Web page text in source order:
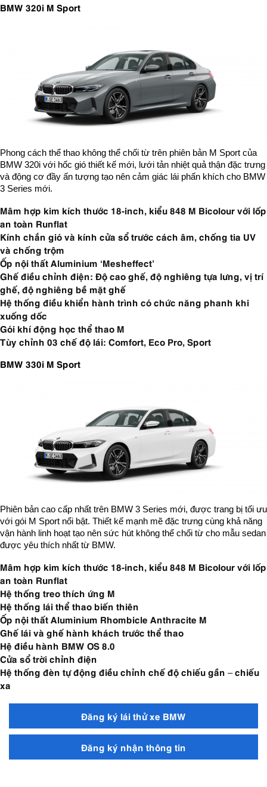
BMW 320i M Sport
Phong cách thể thao không thể chối từ trên phiên bản M Sport của
BMW 320i với hốc gió thiết kế mới, lưới tản nhiệt quả thận đặc trưng
và động cơ đầy ấn tượng tạo nên cảm giác lái phấn khích cho BMW
3 Series mới.
Mâm hợp kim kích thước 18-inch, kiểu 848 M Bicolour với lốp
an toàn Runflat
Kính chắn gió và kính cửa sổ trước cách âm, chống tia UV
và chống trộm
Ốp nội thất Aluminium ‘Mesheffect’
Ghế điều chỉnh điện: Độ cao ghế, độ nghiêng tựa lưng, vị trí
ghế, độ nghiêng bề mặt ghế
Hệ thống điều khiển hành trình có chức năng phanh khi
xuống dốc
Gói khí động học thể thao M
Tùy chỉnh 03 chế độ lái: Comfort, Eco Pro, Sport
BMW 330i M Sport
Phiên bản cao cấp nhất trên BMW 3 Series mới, được trang bị tối ưu
với gói M Sport nổi bật. Thiết kế mạnh mẽ đặc trưng cùng khả năng
vận hành linh hoạt tạo nên sức hút không thể chối từ cho mẫu sedan
được yêu thích nhất từ BMW.
Mâm hợp kim kích thước 18-inch, kiểu 848 M Bicolour với lốp
an toàn Runflat
Hệ thống treo thích ứng M
Hệ thống lái thể thao biến thiên
Ốp nội thất Aluminium Rhombicle Anthracite M
Ghế lái và ghế hành khách trước thể thao
Hệ điều hành BMW OS 8.0
Cửa sổ trời chỉnh điện
Hệ thống đèn tự động điều chỉnh chế độ chiếu gần – chiếu
xa
Đăng ký lái thử xe BMW
Đăng ký nhận thông tin